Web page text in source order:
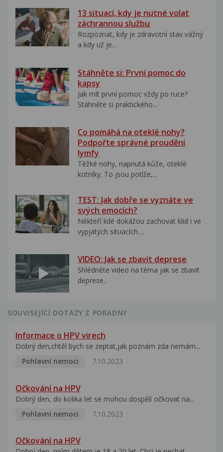
13 situací, kdy je nutné volat
záchrannou službu
Rozpoznat, kdy je zdravotní stav vážný
a kdy už je...
Stáhněte si: První pomoc do
kapsy
Jak mít první pomoc vždy po ruce?
Stáhněte si praktického...
Co pomáhá na oteklé nohy?
Podpořte správné proudění
lymfy
Těžké nohy, napnutá kůže, oteklé
kotníky. To jsou potíže,...
TEST: Jak dobře se vyznáte ve
svých emocích?
Někteří lidé dokážou zachovat klid i ve
vypjatých situacích....
VIDEO: Jak se zbavit deprese
Shlédněte video na téma jak se zbavit
deprese..
SOUVISEJÍCÍ DOTAZY Z PORADNY
Informace o HPV virech
Dobrý den,chtěl bych se zeptat,jak poznám zda nemám...
Pohlavní nemoci
7.10.2023
Očkování na HPV
Dobrý den, do kolika let se mohou dospělí očkovat na...
Pohlavní nemoci
7.10.2023
Očkování na HPV